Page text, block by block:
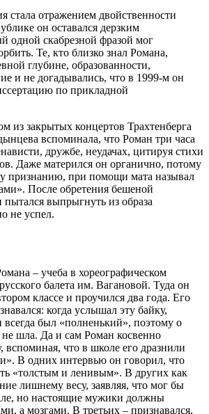
стала отражением двойственности
он оставался дерзким
одной скабрезной фразой мог
Те, кто близко знал Романа,
глубине, образованности,
и не догадывались, что в 1999-м он
по прикладной
из закрытых концертов Трахтенберга
вспоминала, что Роман три часа
дружбе, неудачах, цитируя стихи
Даже матерился он органично, потому
признанию, при помощи мата называл
После обретения бешеной
выпрыгнуть из образа
не успел.
– учеба в хореографическом
балета им. Вагановой. Туда он
классе и проучился два года. Его
когда услышал эту байку,
всегда был «полненький», поэтому о
не шла. Да и сам Роман косвенно
вспоминая, что в школе его дразнили
В одних интервью он говорил, что
«толстым и ленивым». В других как
лишнему весу, заявляя, что мог бы
но настоящие мужики должны
а мозгами. В третьих – признавался,